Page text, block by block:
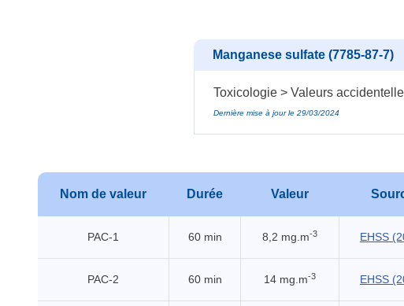
Manganese sulfate (7785-87-7)
Toxicologie > Valeurs
Dernière mise à jour le 29/03/2024
Nom de valeur Durée Valeur
PAC-1 60 min 8,2 mg.m-3 EHSS
PAC-2 60 min 14 mg.m-3 EHSS